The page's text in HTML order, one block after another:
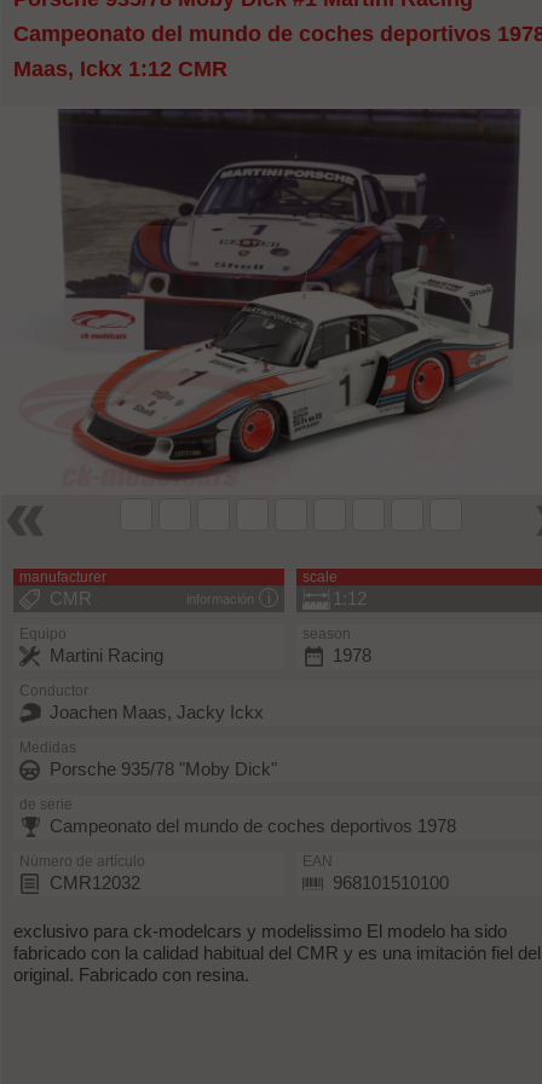
Campeonato del mundo de coches deportivos
Maas, Ickx 1:12 CMR
manufacturer
información
CMR
scale
1:12
Equipo
Martini Racing
season
1978
Conductor
Joachen Maas, Jacky Ickx
Medidas
Porsche 935/78 "Moby Dick"
de serie
Campeonato del mundo de coches deportivos 1978
Número de artículo
CMR12032
EAN
968101510100
exclusivo para ck-modelcars y modelissimo El modelo ha sido
fabricado con la calidad habitual del CMR y es una imitación fiel del
original. Fabricado con resina.